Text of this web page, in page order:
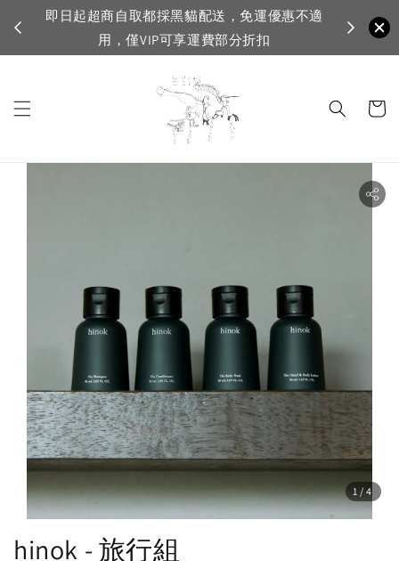
即日起超商自取都採黑貓配送，免運優惠不適
用，僅VIP可享運費部分折扣
VIP
1 /4
hinok - 旅行組